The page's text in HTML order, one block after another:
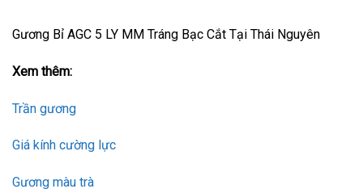
Gương Bỉ AGC 5 LY MM Tráng Bạc Cắt Tại Thái Nguyên
Xem thêm:
Trần gương
Giá kính cường lực
Gương màu trà